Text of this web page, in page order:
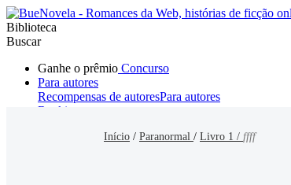
Biblioteca
Buscar
Ganhe o prêmio Concurso
Para autores
Recompensas de autoresPara autores
Ranking
Início / Paranormal / Livro 1 / ffff